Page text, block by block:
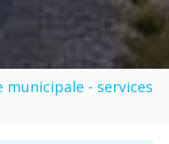
municipale - services